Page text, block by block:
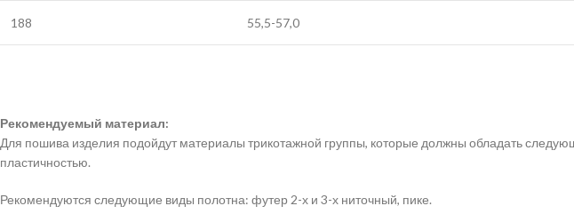
188 55,5-57,0
Рекомендуемый материал:
Для пошива изделия подойдут материалы трикотажной группы, которые должны обладать
пластичностью.
Рекомендуются следующие виды полотна: футер 2-х и 3-х ниточный, пике.